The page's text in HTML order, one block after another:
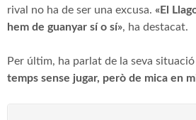
rival no ha de ser una excusa. «El
hem de guanyar sí o sí», ha destacat.
Per últim, ha parlat de la seva
temps sense jugar, però de mica en